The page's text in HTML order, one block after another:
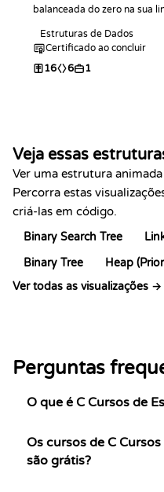
balanceada do zero na sua
Estruturas de Dados
Certificado ao concluir
16 6 1
Veja essas
Ver uma estrutura
Percorra estas
criá-las em código.
Binary Search Tree
Binary Tree
Heap
Ver todas as visualizações →
Perguntas
O que é C Cursos de
Os cursos de C
são grátis?